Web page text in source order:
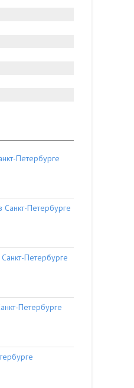
Петербурге
Санкт-Петербурге
Петербурге
Петербурге